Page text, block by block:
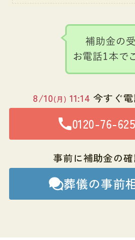
補助金の
お電話1本で
8/10(月) 11:14 今すぐ
0120-76-
事前に補助金の
葬儀の事前